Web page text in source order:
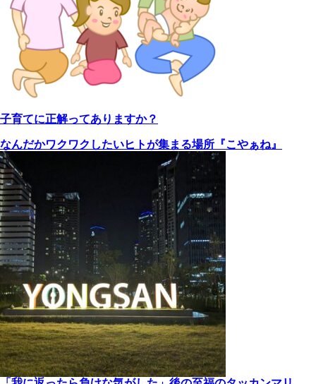
子育てに正解ってありますか？
なんだかワクワクしたいヒトが集まる場所『こやぁね』